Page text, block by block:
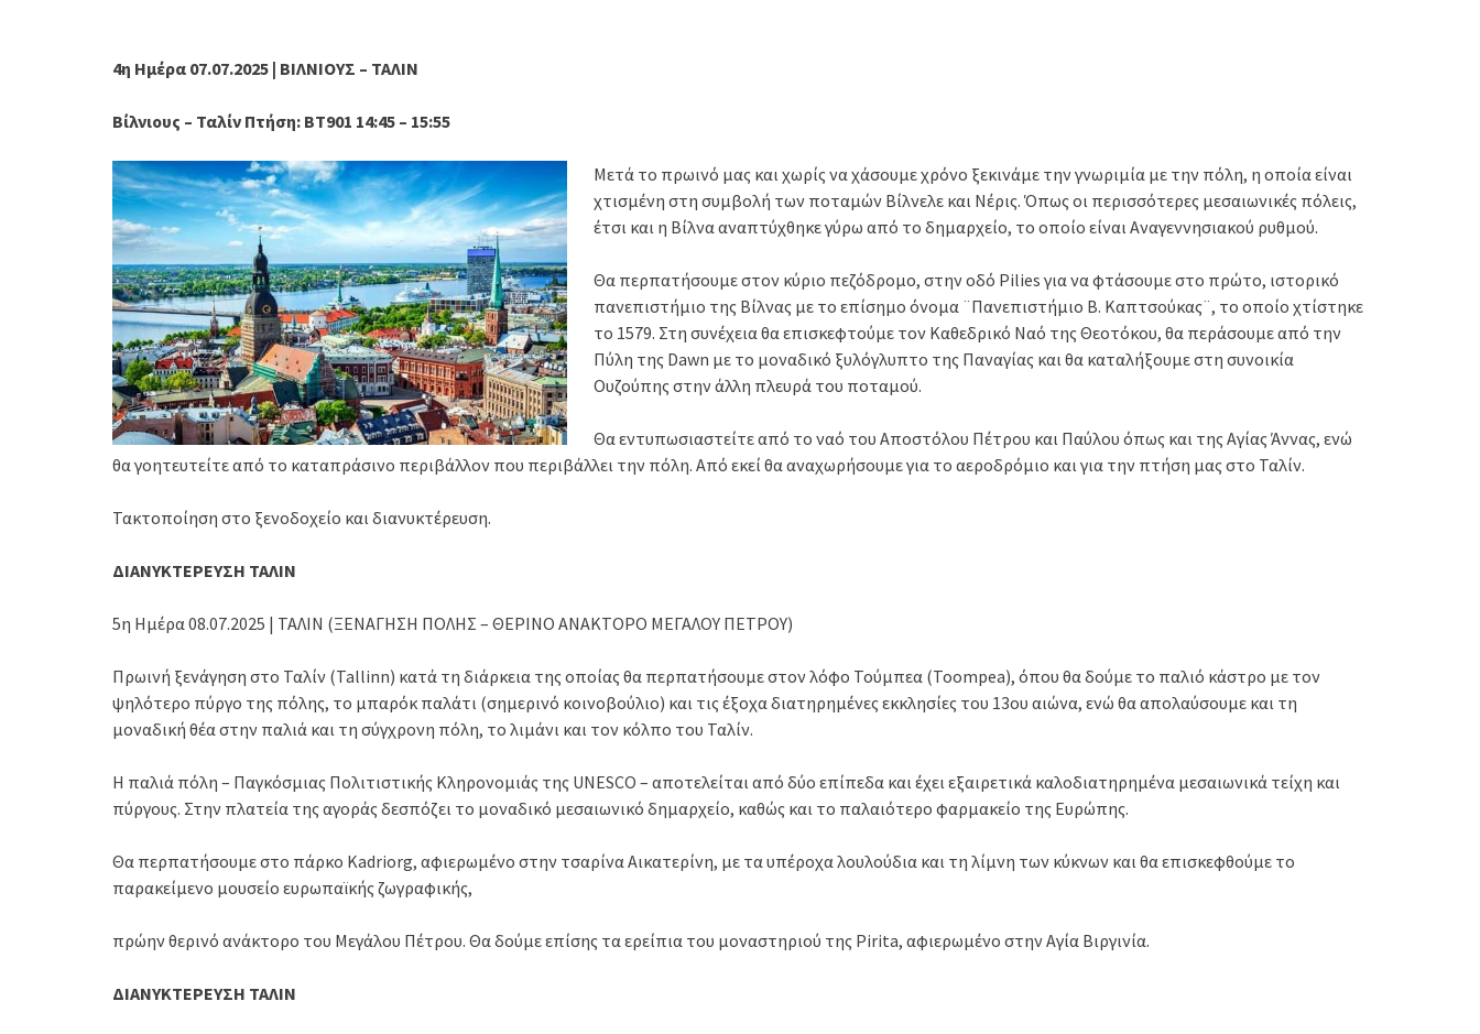
4η Ημέρα 07.07.2025 | ΒΙΛΝΙΟΥΣ – ΤΑΛΙΝ
Βίλνιους – Ταλίν Πτήση: BT901 14:45 – 15:55
Μετά το πρωινό μας και χωρίς να χάσουμε χρόνο ξεκινάμε την γνωριμία με την πόλη, η οποία είναι
χτισμένη στη συμβολή των ποταμών Βίλνελε και Νέρις. Όπως οι περισσότερες μεσαιωνικές πόλεις,
έτσι και η Βίλνα αναπτύχθηκε γύρω από το δημαρχείο, το οποίο είναι Αναγεννησιακού ρυθμού.
Θα περπατήσουμε στον κύριο πεζόδρομο, στην οδό Pilies για να φτάσουμε στο πρώτο, ιστορικό
πανεπιστήμιο της Βίλνας με το επίσημο όνομα ¨Πανεπιστήμιο Β. Καπτσούκας¨, το οποίο χτίστηκε
το 1579. Στη συνέχεια θα επισκεφτούμε τον Καθεδρικό Ναό της Θεοτόκου, θα περάσουμε από την
Πύλη της Dawn με το μοναδικό ξυλόγλυπτο της Παναγίας και θα καταλήξουμε στη συνοικία
Ουζούπης στην άλλη πλευρά του ποταμού.
Θα εντυπωσιαστείτε από το ναό του Αποστόλου Πέτρου και Παύλου όπως και της Αγίας Άννας, ενώ
θα γοητευτείτε από το καταπράσινο περιβάλλον που περιβάλλει την πόλη. Από εκεί θα αναχωρήσουμε για το αεροδρόμιο και για την πτήση μας στο Ταλίν.
Τακτοποίηση στο ξενοδοχείο και διανυκτέρευση.
ΔΙΑΝΥΚΤΕΡΕΥΣΗ ΤΑΛΙΝ
5η Ημέρα 08.07.2025 | ΤΑΛΙΝ (ΞΕΝΑΓΗΣΗ ΠΟΛΗΣ – ΘΕΡΙΝΟ ΑΝΑΚΤΟΡΟ ΜΕΓΑΛΟΥ ΠΕΤΡΟΥ)
Πρωινή ξενάγηση στο Ταλίν (Tallinn) κατά τη διάρκεια της οποίας θα περπατήσουμε στον λόφο Τούμπεα (Toompea), όπου θα δούμε το παλιό κάστρο με τον
ψηλότερο πύργο της πόλης, το μπαρόκ παλάτι (σημερινό κοινοβούλιο) και τις έξοχα διατηρημένες εκκλησίες του 13ου αιώνα, ενώ θα απολαύσουμε και τη
μοναδική θέα στην παλιά και τη σύγχρονη πόλη, το λιμάνι και τον κόλπο του Ταλίν.
Η παλιά πόλη – Παγκόσμιας Πολιτιστικής Κληρονομιάς της UNESCO – αποτελείται από δύο επίπεδα και έχει εξαιρετικά καλοδιατηρημένα μεσαιωνικά τείχη και
πύργους. Στην πλατεία της αγοράς δεσπόζει το μοναδικό μεσαιωνικό δημαρχείο, καθώς και το παλαιότερο φαρμακείο της Ευρώπης.
Θα περπατήσουμε στο πάρκο Kadriorg, αφιερωμένο στην τσαρίνα Αικατερίνη, με τα υπέροχα λουλούδια και τη λίμνη των κύκνων και θα επισκεφθούμε το
παρακείμενο μουσείο ευρωπαϊκής ζωγραφικής,
πρώην θερινό ανάκτορο του Μεγάλου Πέτρου. Θα δούμε επίσης τα ερείπια του μοναστηριού της Pirita, αφιερωμένο στην Αγία Βιργινία.
ΔΙΑΝΥΚΤΕΡΕΥΣΗ ΤΑΛΙΝ